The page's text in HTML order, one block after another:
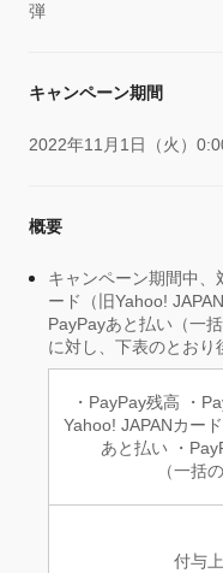
弾
キャンペーン期間
2022年11月1日（火）
概要
キャンペーン期間中、
ード（旧Yahoo!
PayPayあと払い（一
に対し、下表のとおり
・PayPay残高 ・
Yahoo! JAPANカー
あと払い ・
（一括
付与